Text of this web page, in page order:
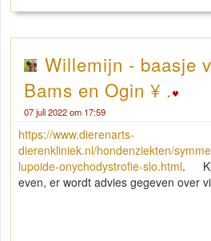
Willemijn - baasje
Bams en Ogin ¥ .
07 juli 2022 om 17:59
https://www.dierenarts-
dierenkliniek.nl/hondenziekten/
lupoide-onychodystrofie-slo.html.
even, er wordt advies gegeven over